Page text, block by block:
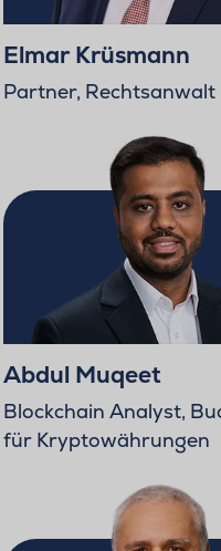
Elmar Krüsmann
Partner, Rechtsanwalt
Abdul Muqeet
Blockchain Analyst,
für Kryptowährungen